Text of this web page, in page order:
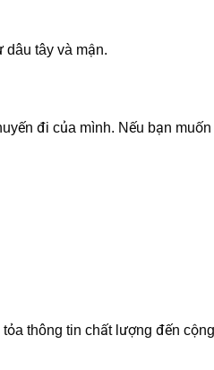
dâu tây và mận.
đi của mình. Nếu bạn
thông tin chất lượng đến